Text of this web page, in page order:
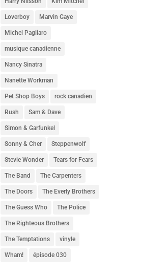
Loverboy Marvin Gaye
Michel Pagliaro
musique canadienne
Nancy Sinatra
Nanette Workman
Pet Shop Boys rock canadien
Rush Sam & Dave
Simon & Garfunkel
Sonny & Cher Steppenwolf
Stevie Wonder Tears for Fears
The Band The Carpenters
The Doors The Everly Brothers
The Guess Who The Police
The Righteous Brothers
The Temptations vinyle
Wham! épisode 030